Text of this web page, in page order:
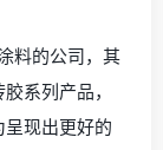
料的公司，其
系列产品，
现出更好的